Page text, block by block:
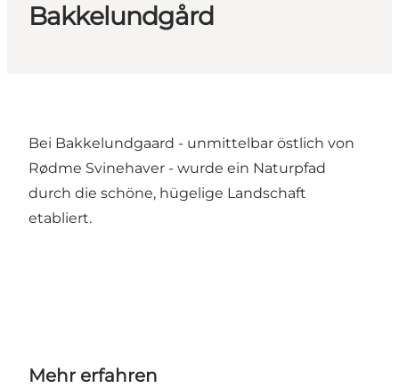
Bakkelundgård
Bei Bakkelundgaard - unmittelbar östlich von
Rødme Svinehaver - wurde ein Naturpfad
durch die schöne, hügelige Landschaft
etabliert.
Mehr erfahren